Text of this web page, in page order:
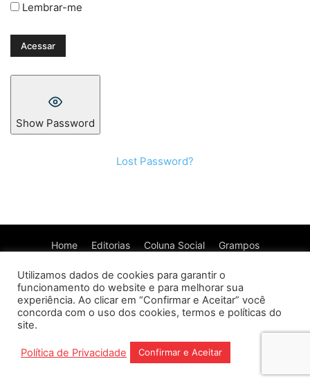
Lembrar-me
Show Password
Lost Password?
Home Editorias Coluna Social Grampos
Fale conosco Assinantes
Utilizamos dados de cookies para garantir o
funcionamento do website e para melhorar sua
experiência. Ao clicar em “Confirmar e Aceitar” você
concorda com o uso dos cookies, termos e políticas do
site.
Política de Privacidade Confirmar e Aceitar